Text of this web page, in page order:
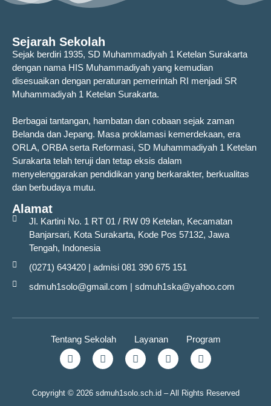
Sejarah Sekolah
Sejak berdiri 1935, SD Muhammadiyah 1 Ketelan Surakarta
dengan nama HIS Muhammadiyah yang kemudian
disesuaikan dengan peraturan pemerintah RI menjadi SR
Muhammadiyah 1 Ketelan Surakarta.
Berbagai tantangan, hambatan dan cobaan sejak zaman
Belanda dan Jepang. Masa proklamasi kemerdekaan, era
ORLA, ORBA serta Reformasi, SD Muhammadiyah 1 Ketelan
Surakarta telah teruji dan tetap eksis dalam
menyelenggarakan pendidikan yang berkarakter, berkualitas
dan berbudaya mutu.
Alamat
Jl. Kartini No. 1 RT 01 / RW 09 Ketelan, Kecamatan
Banjarsari, Kota Surakarta, Kode Pos 57132, Jawa
Tengah, Indonesia
(0271) 643420 | admisi 081 390 675 151
sdmuh1solo@gmail.com | sdmuh1ska@yahoo.com
Tentang Sekolah Layanan Program
Copyright © 2026 sdmuh1solo.sch.id – All Rights Reserved